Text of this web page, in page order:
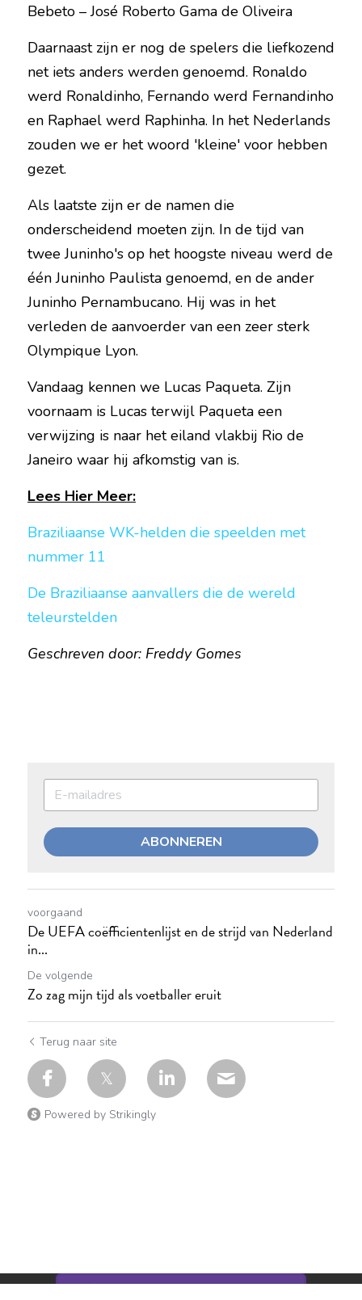
Bebeto – José Roberto Gama de Oliveira
Daarnaast zijn er nog de spelers die liefkozend
net iets anders werden genoemd. Ronaldo
werd Ronaldinho, Fernando werd Fernandinho
en Raphael werd Raphinha. In het Nederlands
zouden we er het woord 'kleine' voor hebben
gezet.
Als laatste zijn er de namen die
onderscheidend moeten zijn. In de tijd van
twee Juninho's op het hoogste niveau werd de
één Juninho Paulista genoemd, en de ander
Juninho Pernambucano. Hij was in het
verleden de aanvoerder van een zeer sterk
Olympique Lyon.
Vandaag kennen we Lucas Paqueta. Zijn
voornaam is Lucas terwijl Paqueta een
verwijzing is naar het eiland vlakbij Rio de
Janeiro waar hij afkomstig van is.
Lees Hier Meer:
Braziliaanse WK-helden die speelden met
nummer 11
De Braziliaanse aanvallers die de wereld
teleurstelden
Geschreven door: Freddy Gomes
ABONNEREN
voorgaand
De UEFA coëfficientenlijst en de strijd van Nederland
in...
De volgende
Zo zag mijn tijd als voetballer eruit
Terug naar site
Powered by Strikingly
Deze website is gebouwd met Strikingly.